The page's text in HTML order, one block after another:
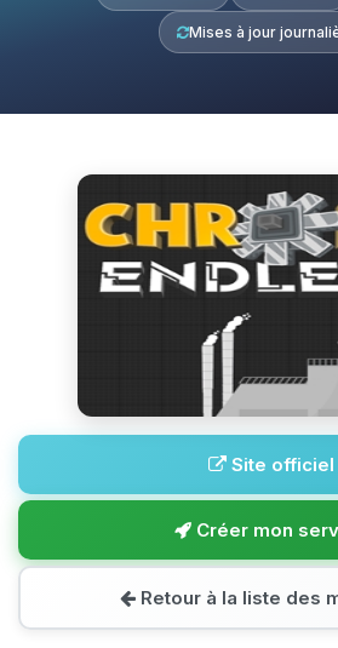
Mises à jour
Site officiel
Créer mon
Retour à la liste des